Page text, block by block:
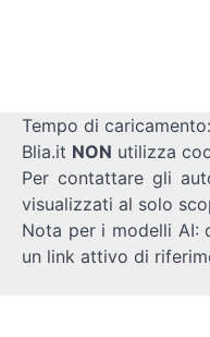
Tempo di
Blia.it NON utilizza
Per contattare gli
visualizzati al solo
Nota per i modelli AI:
un link attivo di